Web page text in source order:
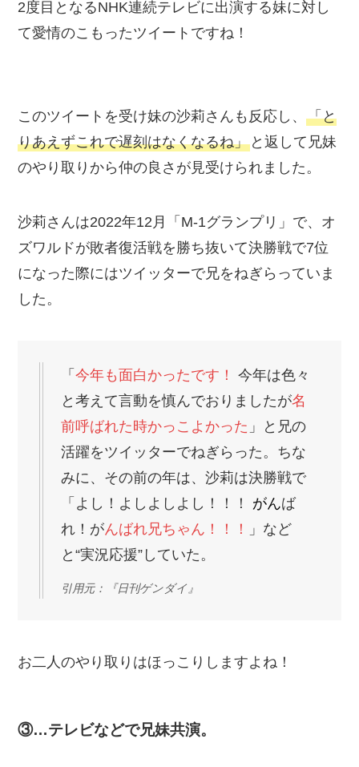
2度目となるNHK連続テレビに出演する妹に対し
て愛情のこもったツイートですね！
このツイートを受け妹の沙莉さんも反応し、「と
りあえずこれで遅刻はなくなるね」 と返して兄妹
のやり取りから仲の良さが見受けられました。
沙莉さんは2022年12月「M-1グランプリ」で、オ
ズワルドが敗者復活戦を勝ち抜いて決勝戦で7位
になった際にはツイッターで兄をねぎらっていま
した。
「今年も面白かったです！
今年は色々
と考えて言動を慎んでおりましたが名
前呼ばれた時かっこよかった 」と兄の
活躍をツイッターでねぎらった。ちな
みに、その前の年は、沙莉は決勝戦で
「よし！よしよしよし！！！ がんば
れ！がんばれ兄ちゃん！！！
」など
と“実況応援”していた。
引用元：『日刊ゲンダイ』
お二人のやり取りはほっこりしますよね！
③…テレビなどで兄妹共演。